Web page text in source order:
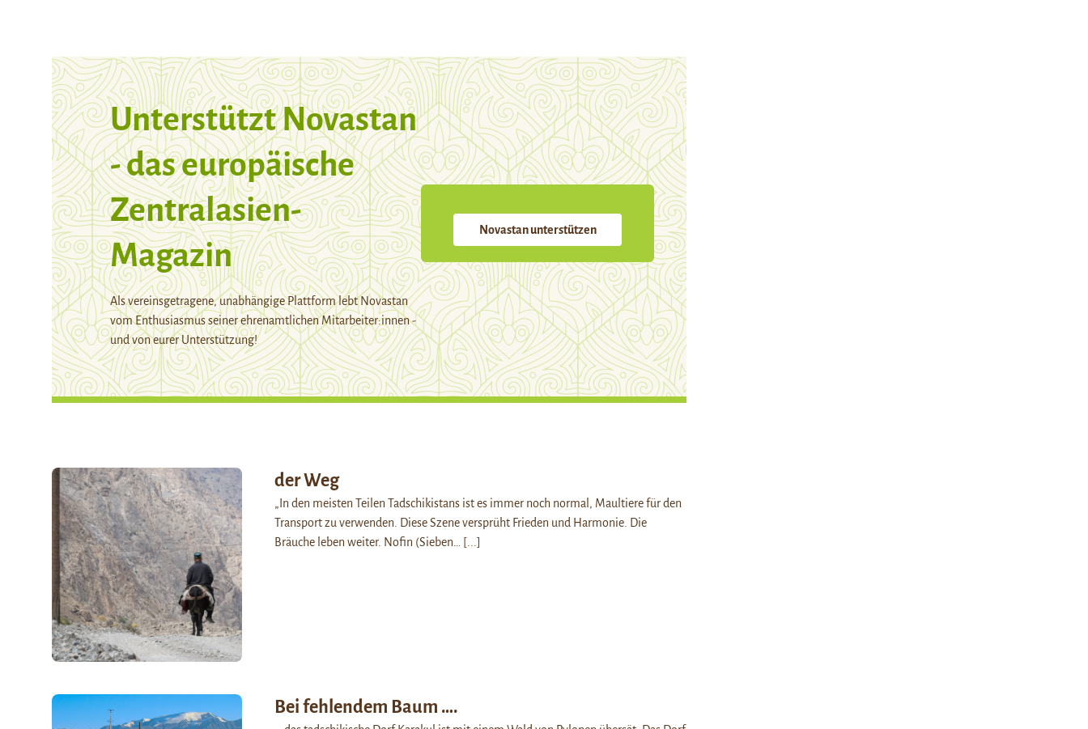
Unterstützt Novastan
- das europäische
Zentralasien-
Magazin
Als vereinsgetragene, unabhängige Plattform lebt Novastan
vom Enthusiasmus seiner ehrenamtlichen Mitarbeiter:innen -
und von eurer Unterstützung!
Novastan unterstützen
der Weg
„In den meisten Teilen Tadschikistans ist es immer noch normal, Maultiere für den
Transport zu verwenden. Diese Szene versprüht Frieden und Harmonie. Die
Bräuche leben weiter. Nofin (Sieben…
[...]
Bei fehlendem Baum ….